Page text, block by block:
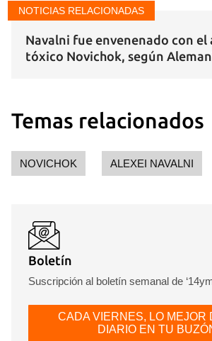
NOTICIAS RELACIONADAS
Navalni fue envenenado con el
tóxico Novichok, según
Temas relacionados
NOVICHOK ALEXEI NAVALNI
Boletín
Suscripción al boletín semanal de
CADA VIERNES, LO MEJOR
DIARIO EN TU